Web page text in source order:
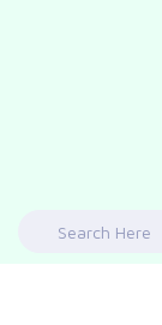
Search